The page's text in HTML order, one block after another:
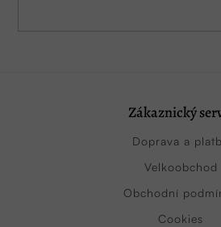
Zákaznický
Doprava a
Velkoobchod
Obchodní
Cookies